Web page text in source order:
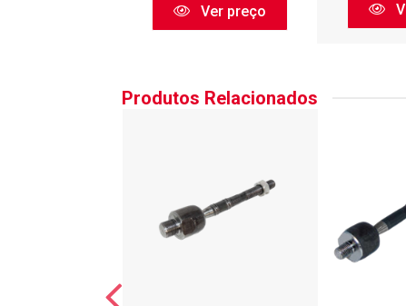
Ver preço
Produtos Relacionados